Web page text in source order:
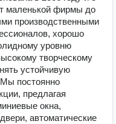
маленькой фирмы до
производственными
хорошо
уровню
творческому
устойчивую
постоянно
предлагая
окна,
автоматические